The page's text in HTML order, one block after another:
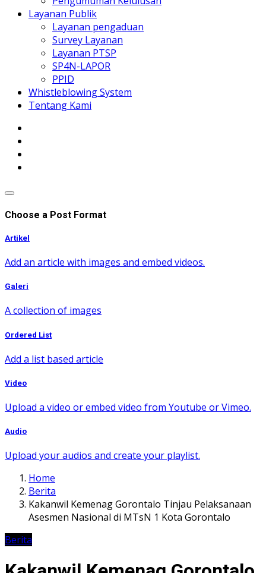
Layanan Publik
Layanan pengaduan
Survey Layanan
Layanan PTSP
SP4N-LAPOR
PPID
Whistleblowing System
Tentang Kami
Choose a Post Format
Artikel
Add an article with images and embed videos.
Galeri
A collection of images
Ordered List
Add a list based article
Video
Upload a video or embed video from Youtube or Vimeo.
Audio
Upload your audios and create your playlist.
Home
Berita
Kakanwil Kemenag Gorontalo Tinjau Pelaksanaan
Asesmen Nasional di MTsN 1 Kota Gorontalo
Berita